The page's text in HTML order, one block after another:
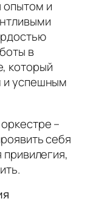
опытом и
в
который
и успешным
–
себя